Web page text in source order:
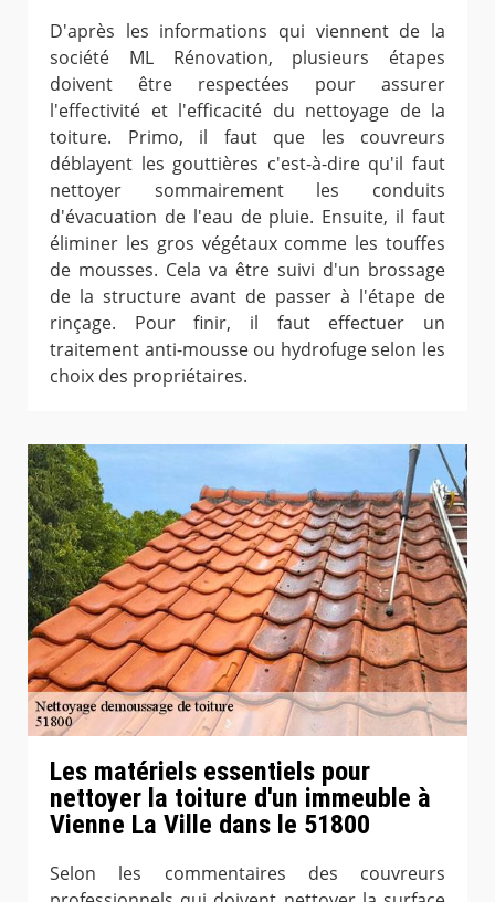
D'après les informations qui viennent de la
société ML Rénovation, plusieurs étapes
doivent être respectées pour assurer
l'effectivité et l'efficacité du nettoyage de la
toiture. Primo, il faut que les couvreurs
déblayent les gouttières c'est-à-dire qu'il faut
nettoyer sommairement les conduits
d'évacuation de l'eau de pluie. Ensuite, il faut
éliminer les gros végétaux comme les touffes
de mousses. Cela va être suivi d'un brossage
de la structure avant de passer à l'étape de
rinçage. Pour finir, il faut effectuer un
traitement anti-mousse ou hydrofuge selon les
choix des propriétaires.
Les matériels essentiels pour
nettoyer la toiture d'un immeuble à
Vienne La Ville dans le 51800
Selon les commentaires des couvreurs